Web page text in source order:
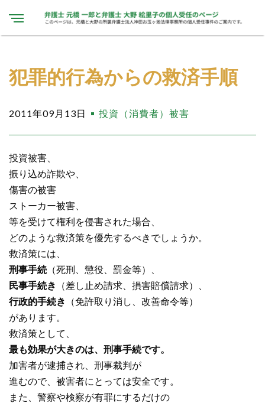
犯罪的行為からの救済手順
2011年09月13日 投資（消費者）被害
投資被害、
振り込め詐欺や、
傷害の被害
ストーカー被害、
等を受けて権利を侵害された場合、
どのような救済策を優先するべきでしょうか。
救済策には、
刑事手続 （死刑、懲役、罰金等）、
民事手続き
（差し止め請求、損害賠償請求）、
行政的手続き
（免許取り消し、改善命令等）
があります。
救済策として、
最も効果が大きのは、刑事手続です。
加害者が逮捕され、刑事裁判が
進むので、被害者にとっては安全です。
また、警察や検察が有罪にするだけの